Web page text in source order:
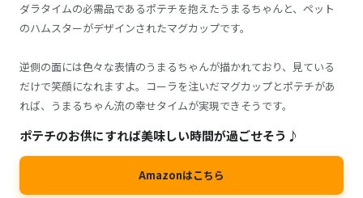
ダラタイムの必需品であるポテチを抱えたうまるちゃんと、ペット
のハムスターがデザインされたマグカップです。
逆側の面には色々な表情のうまるちゃんが描かれており、見ている
だけで笑顔になれますよ。コーラを注いだマグカップとポテチがあ
れば、うまるちゃん流の幸せタイムが実現できそうです。
ポテチのお供にすれば美味しい時間が過ごせそう♪
Amazonはこちら